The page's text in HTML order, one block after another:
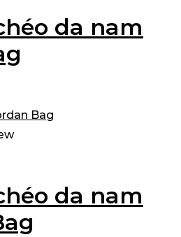
da nam
da nam